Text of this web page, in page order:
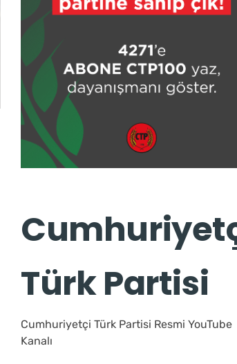
Türk Partisi
Cumhuriyetçi Türk Partisi Resmi YouTube
Kanalı